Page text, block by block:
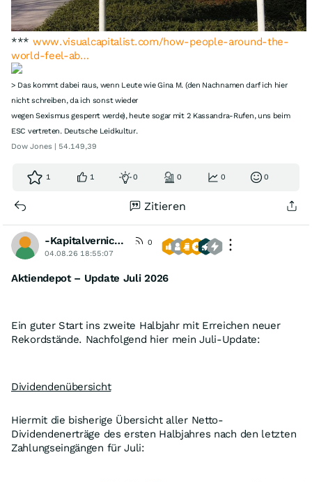
*** www.visualcapitalist.com/how-people-around-the-
world-feel-ab…
> Das kommt dabei raus, wenn Leute wie Gina M. (den Nachnamen darf ich hier
nicht schreiben, da ich sonst wieder
wegen Sexismus gesperrt werde), heute sogar mit 2 Kassandra-Rufen, uns beim
ESC vertreten. Deutsche Leidkultur.
Dow Jones | 54.149,39
1 1 0 0 0 0
Zitieren
-Kapitalvernichter-
0
04.08.26 18:55:07
Aktiendepot – Update Juli 2026
Ein guter Start ins zweite Halbjahr mit Erreichen neuer
Rekordstände. Nachfolgend hier mein Juli-Update:
Dividendenübersicht
Hiermit die bisherige Übersicht aller Netto-
Dividendenerträge des ersten Halbjahres nach den letzten
Zahlungseingängen für Juli: